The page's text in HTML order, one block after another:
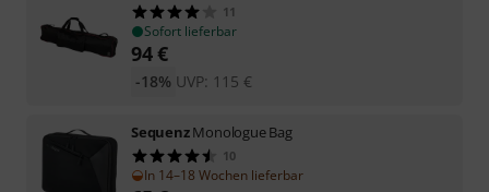
11
Sofort lieferbar
94€
UVP: 115 €
-18%
SequenzMonologue Bag
10
In 14–18 Wochen lieferbar